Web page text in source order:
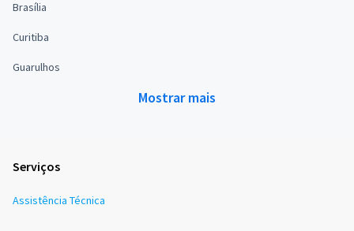
Brasília
Curitiba
Guarulhos
Mostrar mais
Serviços
Assistência Técnica